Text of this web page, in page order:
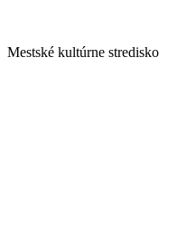
Mestské kultúrne stredisko